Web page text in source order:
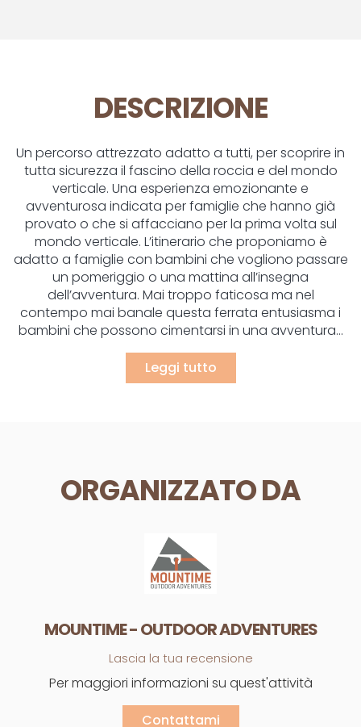
DESCRIZIONE
Un percorso attrezzato adatto a tutti, per scoprire in
tutta sicurezza il fascino della roccia e del mondo
verticale. Una esperienza emozionante e
avventurosa indicata per famiglie che hanno già
provato o che si affacciano per la prima volta sul
mondo verticale. L’itinerario che proponiamo è
adatto a famiglie con bambini che vogliono passare
un pomeriggio o una mattina all’insegna
dell’avventura. Mai troppo faticosa ma nel
contempo mai banale questa ferrata entusiasma i
bambini che possono cimentarsi in una avventura...
Leggi tutto
ORGANIZZATO DA
MOUNTIME - OUTDOOR ADVENTURES
Lascia la tua recensione
Per maggiori informazioni su quest'attività
Contattami